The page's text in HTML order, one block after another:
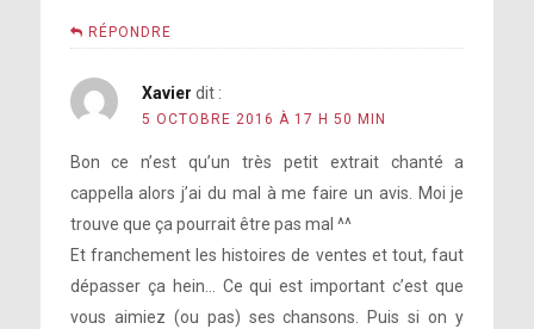
RÉPONDRE
Xavier dit :
5 OCTOBRE 2016 À 17 H 50 MIN
Bon ce n’est qu’un très petit extrait chanté a
cappella alors j’ai du mal à me faire un avis. Moi je
trouve que ça pourrait être pas mal ^^
Et franchement les histoires de ventes et tout, faut
dépasser ça hein… Ce qui est important c’est que
vous aimiez (ou pas) ses chansons. Puis si on y